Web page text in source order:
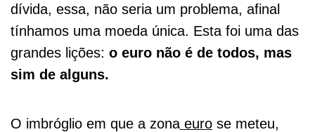
dívida, essa, não seria um problema, afinal
tínhamos uma moeda única. Esta foi uma das
grandes lições: o euro não é de todos, mas
sim de alguns.
O imbróglio em que a zona euro se meteu,